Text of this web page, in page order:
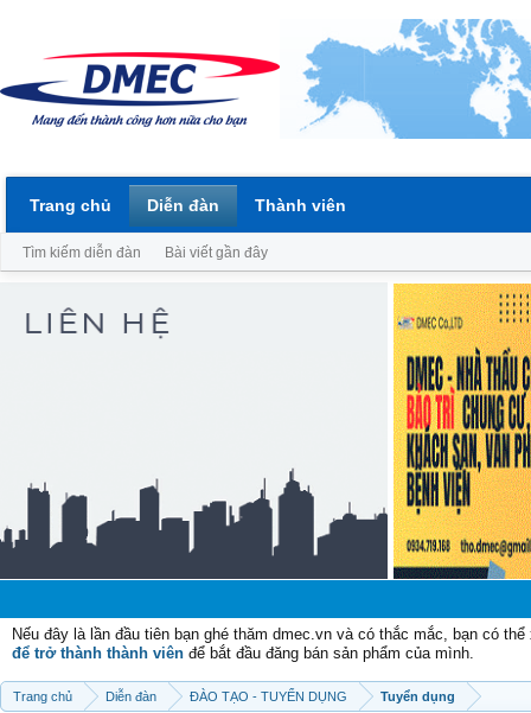
Nếu đây là lần đầu tiên bạn ghé thăm dmec.vn và có thắc mắc, bạn có
để trở thành thành viên để bắt đầu đăng bán sản phẩm của mình.
Trang chủ Diễn đàn ĐÀO TẠO - TUYỂN DỤNG Tuyển dụng
Trang chủ Diễn đàn
Tìm kiếm diễn đàn Bài viết gần đây
Thành viên